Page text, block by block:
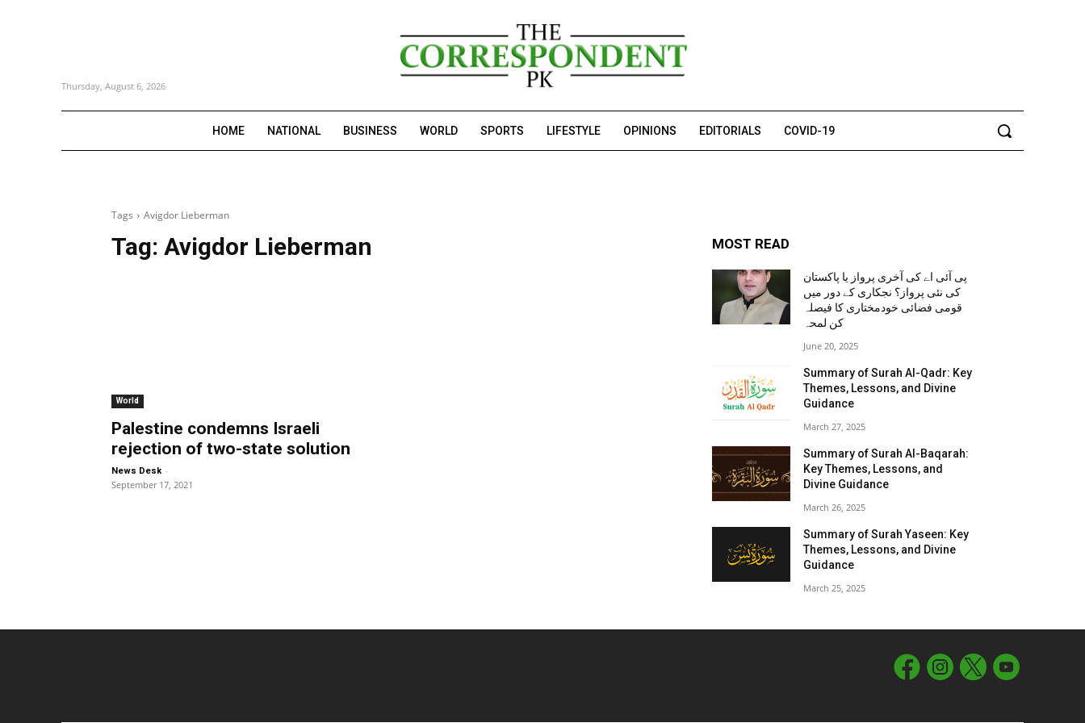
Thursday, August 6, 2026
HOME NATIONAL BUSINESS WORLD SPORTS LIFESTYLE OPINIONS EDITORIALS COVID-19
Tags Avigdor Lieberman
Tag: Avigdor Lieberman
World
Palestine condemns Israeli
rejection of two-state solution
News Desk -
September 17, 2021
MOST READ
پی آئی اے کی آخری پرواز یا پاکستان
کی نئی پرواز؟ نجکاری کے دور میں
قومی فضائی خودمختاری کا فیصلہ
کن لمحہ
June 20, 2025
Summary of Surah Al-Qadr: Key
Themes, Lessons, and Divine
Guidance
March 27, 2025
Summary of Surah Al-Baqarah:
Key Themes, Lessons, and
Divine Guidance
March 26, 2025
Summary of Surah Yaseen: Key
Themes, Lessons, and Divine
Guidance
March 25, 2025